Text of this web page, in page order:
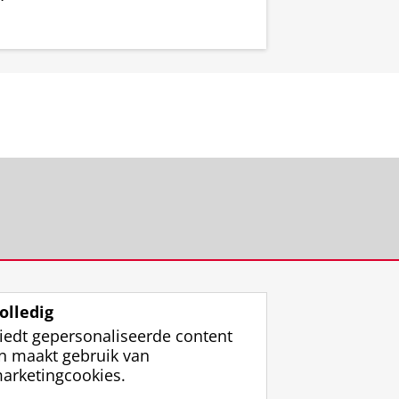
gepersonaliseerde content
maakt gebruik van